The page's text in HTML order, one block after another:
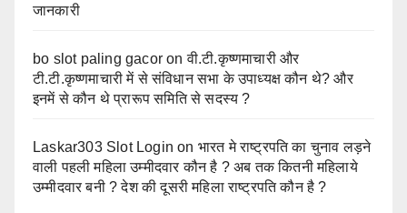
जानकारी
bo slot paling gacor onवी.टी.कृष्णमाचारी और
टी.टी.कृष्णमाचारी में से संविधान सभा के उपाध्यक्ष कौन थे? और
इनमें से कौन थे प्रारूप समिति से सदस्य ?
Laskar303 Slot Login on भारत मे राष्ट्रपति का चुनाव लड़ने
वाली पहली महिला उम्मीदवार कौन है ? अब तक कितनी महिलाये
उम्मीदवार बनी ? देश की दूसरी महिला राष्ट्रपति कौन है ?